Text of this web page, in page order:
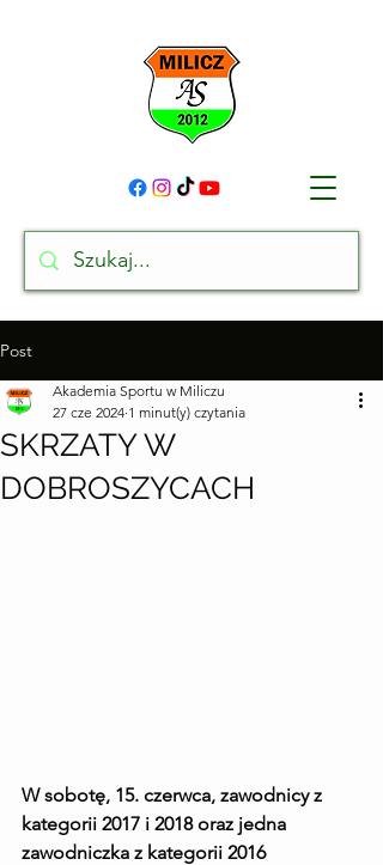
Post
SKRZATY W
DOBROSZYCACH
Akademia Sportu w Miliczu
27 cze 2024 1 minut(y) czytania
W sobotę, 15. czerwca, zawodnicy z
kategorii 2017 i 2018 oraz jedna
zawodniczka z kategorii 2016